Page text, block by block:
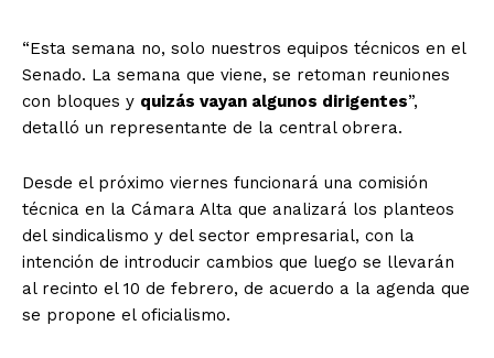
“Esta semana no, solo nuestros equipos técnicos en el
Senado. La semana que viene, se retoman reuniones
con bloques y quizás vayan algunos dirigentes”,
detalló un representante de la central obrera.
Desde el próximo viernes funcionará una comisión
técnica en la Cámara Alta que analizará los planteos
del sindicalismo y del sector empresarial, con la
intención de introducir cambios que luego se llevarán
al recinto el 10 de febrero, de acuerdo a la agenda que
se propone el oficialismo.